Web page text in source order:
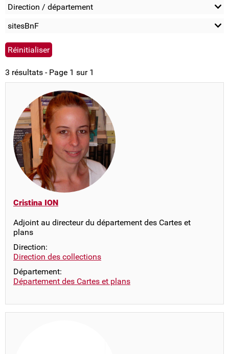
Direction / département
sitesBnF
3 résultats - Page 1 sur 1
Cristina ION
Adjoint au directeur du département des Cartes et
plans
Direction:
Direction des collections
Département:
Département des Cartes et plans